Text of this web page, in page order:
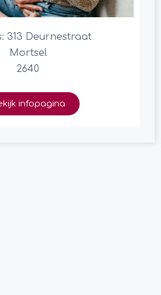
313 Deurnestraat
Mortsel
2640
infopagina